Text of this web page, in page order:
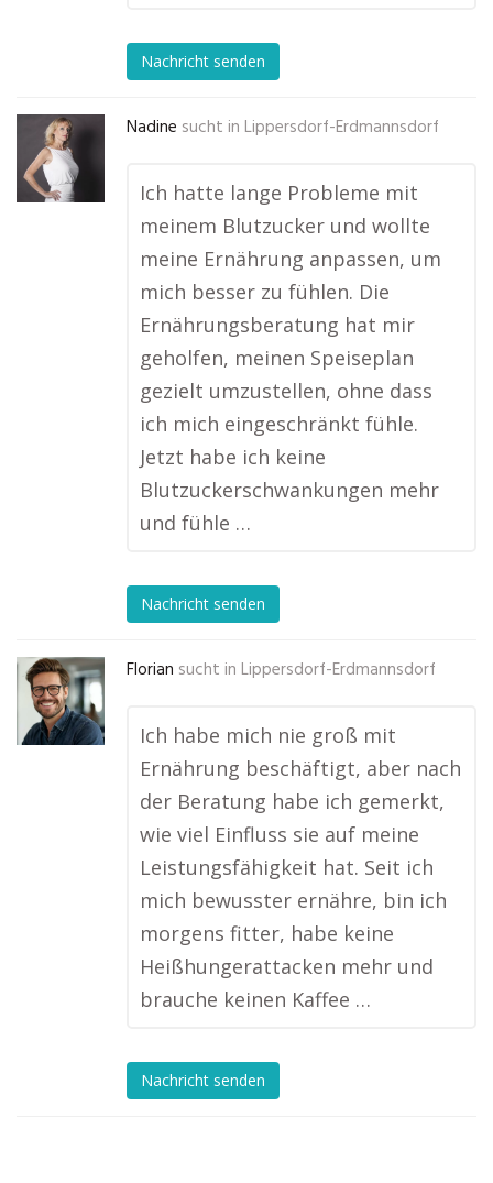
Nachricht senden
Nadine sucht in Lippersdorf-Erdmannsdorf
Ich hatte lange Probleme mit
meinem Blutzucker und wollte
meine Ernährung anpassen, um
mich besser zu fühlen. Die
Ernährungsberatung hat mir
geholfen, meinen Speiseplan
gezielt umzustellen, ohne dass
ich mich eingeschränkt fühle.
Jetzt habe ich keine
Blutzuckerschwankungen mehr
und fühle …
Nachricht senden
Florian sucht in Lippersdorf-Erdmannsdorf
Ich habe mich nie groß mit
Ernährung beschäftigt, aber nach
der Beratung habe ich gemerkt,
wie viel Einfluss sie auf meine
Leistungsfähigkeit hat. Seit ich
mich bewusster ernähre, bin ich
morgens fitter, habe keine
Heißhungerattacken mehr und
brauche keinen Kaffee …
Nachricht senden